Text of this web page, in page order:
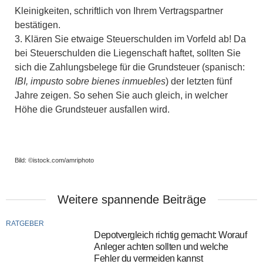
Kleinigkeiten, schriftlich von Ihrem Vertragspartner
bestätigen.
Klären Sie etwaige Steuerschulden im Vorfeld ab! Da
bei Steuerschulden die Liegenschaft haftet, sollten Sie
sich die Zahlungsbelege für die Grundsteuer (spanisch:
IBI, impusto sobre bienes inmuebles) der letzten fünf
Jahre zeigen. So sehen Sie auch gleich, in welcher
Höhe die Grundsteuer ausfallen wird.
Bild: ©istock.com/amriphoto
Weitere spannende Beiträge
RATGEBER
Depotvergleich richtig gemacht: Worauf
Anleger achten sollten und welche
Fehler du vermeiden kannst